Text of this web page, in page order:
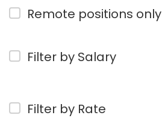
Remote positions only
Filter by Salary
Filter by Rate